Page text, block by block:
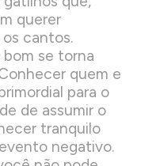
querer
cantos.
se torna
quem e
para o
de assumir o
tranquilo
negativo.